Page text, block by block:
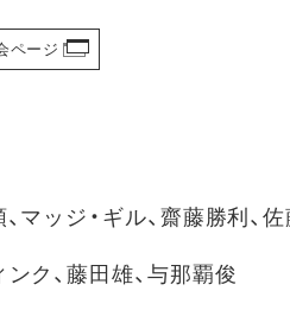
ページ
マッジ・ギル、齋藤勝利、
ク、藤田雄、与那覇俊